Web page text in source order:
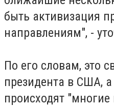
быть активизация
направлениям", -
По его словам, это
президента в США,
происходят